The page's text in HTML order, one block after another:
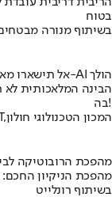
בטוח
בשיתוף מנורה
אל תישארו מאחור – בואו לגלות לאן ה-AI הולך
הבינה המלאכותית
בה!
בשיתוף HIT,המכון הטכנולוגי חולון
מהפכת הרובוטיקה
מהפכת הניקיון
בשיתוף רונלייט